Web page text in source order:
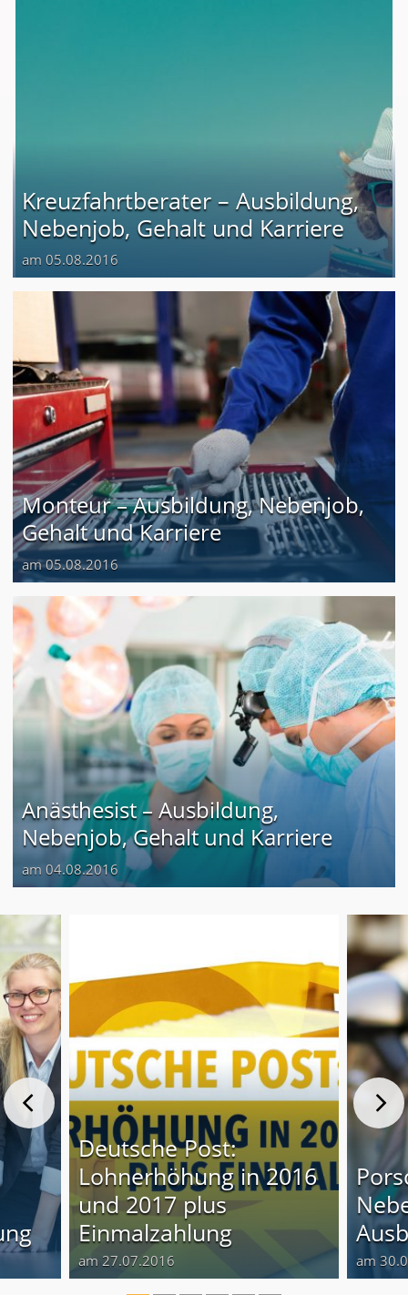
Kreuzfahrtberater – Ausbildung,
Nebenjob, Gehalt und Karriere
am 05.08.2016
Monteur – Ausbildung, Nebenjob,
Gehalt und Karriere
am 05.08.2016
Anästhesist – Ausbildung,
Nebenjob, Gehalt und Karriere
am 04.08.2016
Deutsche Post:
Lohnerhöhung in 2016
und 2017 plus
Einmalzahlung
am 27.07.2016 am